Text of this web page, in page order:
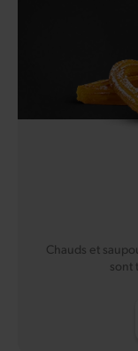
Chauds et
sont